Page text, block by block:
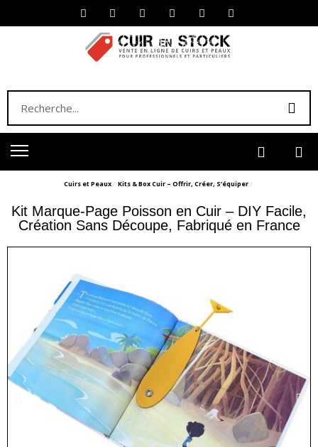
Cuirs et Peaux Kits & Box Cuir – Offrir, Créer, S’équiper
Kit Marque-Page Poisson en Cuir – DIY Facile,
Création Sans Découpe, Fabriqué en France